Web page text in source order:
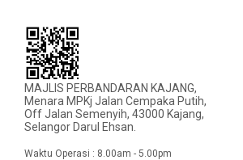
MAJLIS PERBANDARAN KAJANG,
Menara MPKj Jalan Cempaka Putih,
Off Jalan Semenyih, 43000 Kajang,
Selangor Darul Ehsan.
Waktu Operasi : 8.00am - 5.00pm